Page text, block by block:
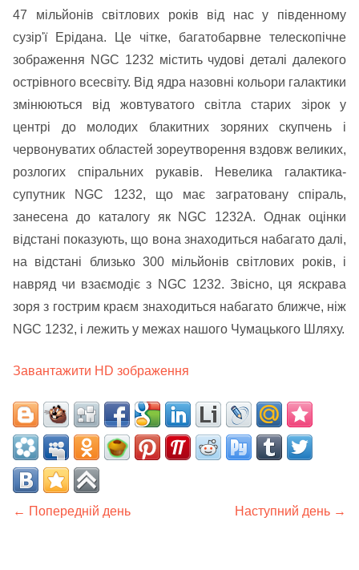
47 мільйонів світлових років від нас у південному
сузір'ї Ерідана. Це чітке, багатобарвне телескопічне
зображення NGC 1232 містить чудові деталі далекого
острівного всесвіту. Від ядра назовні кольори галактики
змінюються від жовтуватого світла старих зірок у
центрі до молодих блакитних зоряних скупчень і
червонуватих областей зореутворення вздовж великих,
розлогих спіральних рукавів. Невелика галактика-
супутник NGC 1232, що має загратовану спіраль,
занесена до каталогу як NGC 1232A. Однак оцінки
відстані показують, що вона знаходиться набагато далі,
на відстані близько 300 мільйонів світлових років, і
навряд чи взаємодіє з NGC 1232. Звісно, ця яскрава
зоря з гострим краєм знаходиться набагато ближче, ніж
NGC 1232, і лежить у межах нашого Чумацького Шляху.
Завантажити HD зображення
← Попередній день Наступний день →